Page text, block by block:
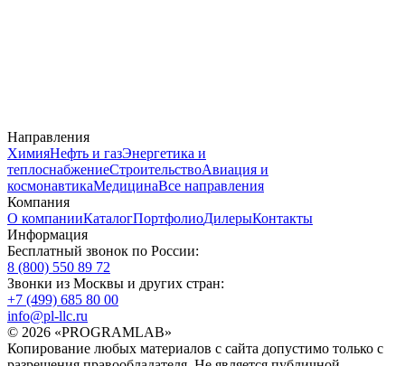
Направления
ХимияНефть и газЭнергетика и
теплоснабжениеСтроительствоАвиация и
космонавтикаМедицинаВсе направления
Компания
О компанииКаталогПортфолиоДилерыКонтакты
Информация
Бесплатный звонок по России:
8 (800) 550 89 72
Звонки из Москвы и других стран:
+7 (499) 685 80 00
info@pl-llc.ru
© 2026 «PROGRAMLAB»
Копирование любых материалов с сайта допустимо только с